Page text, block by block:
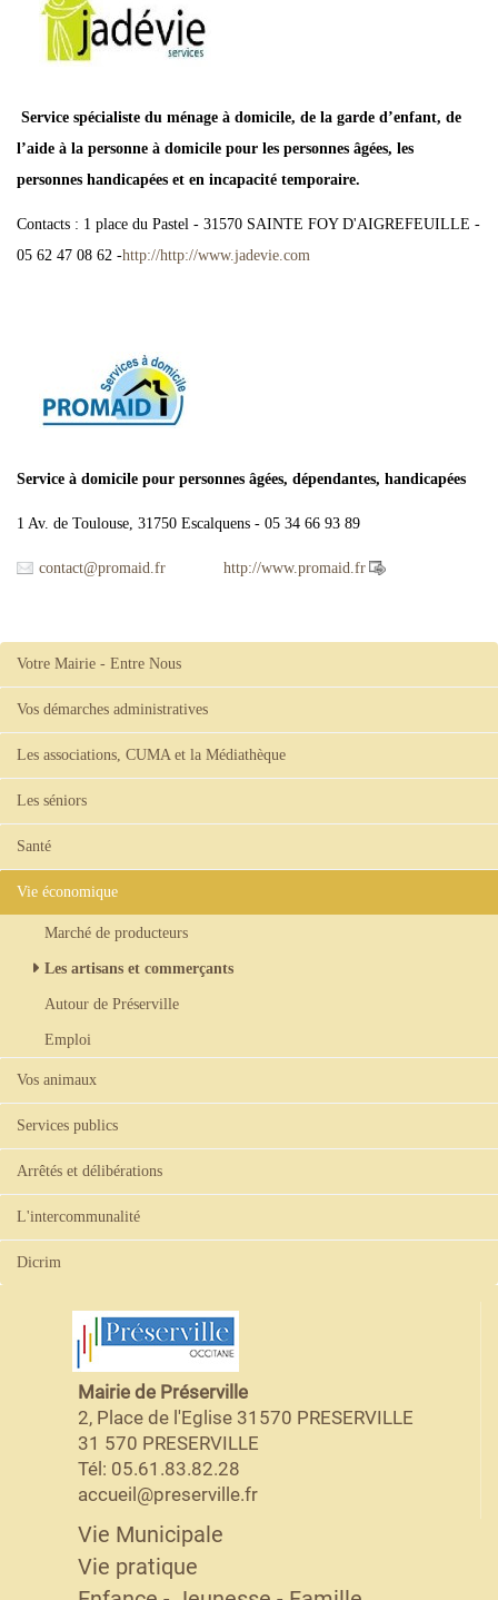
Service spécialiste du ménage à domicile, de la garde d’enfant, de
l’aide à la personne à domicile pour les personnes âgées, les
personnes handicapées et en incapacité temporaire.
Contacts : 1 place du Pastel - 31570 SAINTE FOY D'AIGREFEUILLE -
05 62 47 08 62 -http://http://www.jadevie.com
Service à domicile pour personnes âgées, dépendantes, handicapées
1 Av. de Toulouse, 31750 Escalquens - 05 34 66 93 89
contact@promaid.fr http://www.promaid.fr
Votre Mairie - Entre Nous
Vos démarches administratives
Les associations, CUMA et la Médiathèque
Les séniors
Santé
Vie économique
Marché de producteurs
Les artisans et commerçants
Autour de Préserville
Emploi
Vos animaux
Services publics
Arrêtés et délibérations
L'intercommunalité
Dicrim
Mairie de Préserville
2, Place de l'Eglise 31570 PRESERVILLE
31 570 PRESERVILLE
Tél: 05.61.83.82.28
accueil@preserville.fr
Vie Municipale
Vie pratique